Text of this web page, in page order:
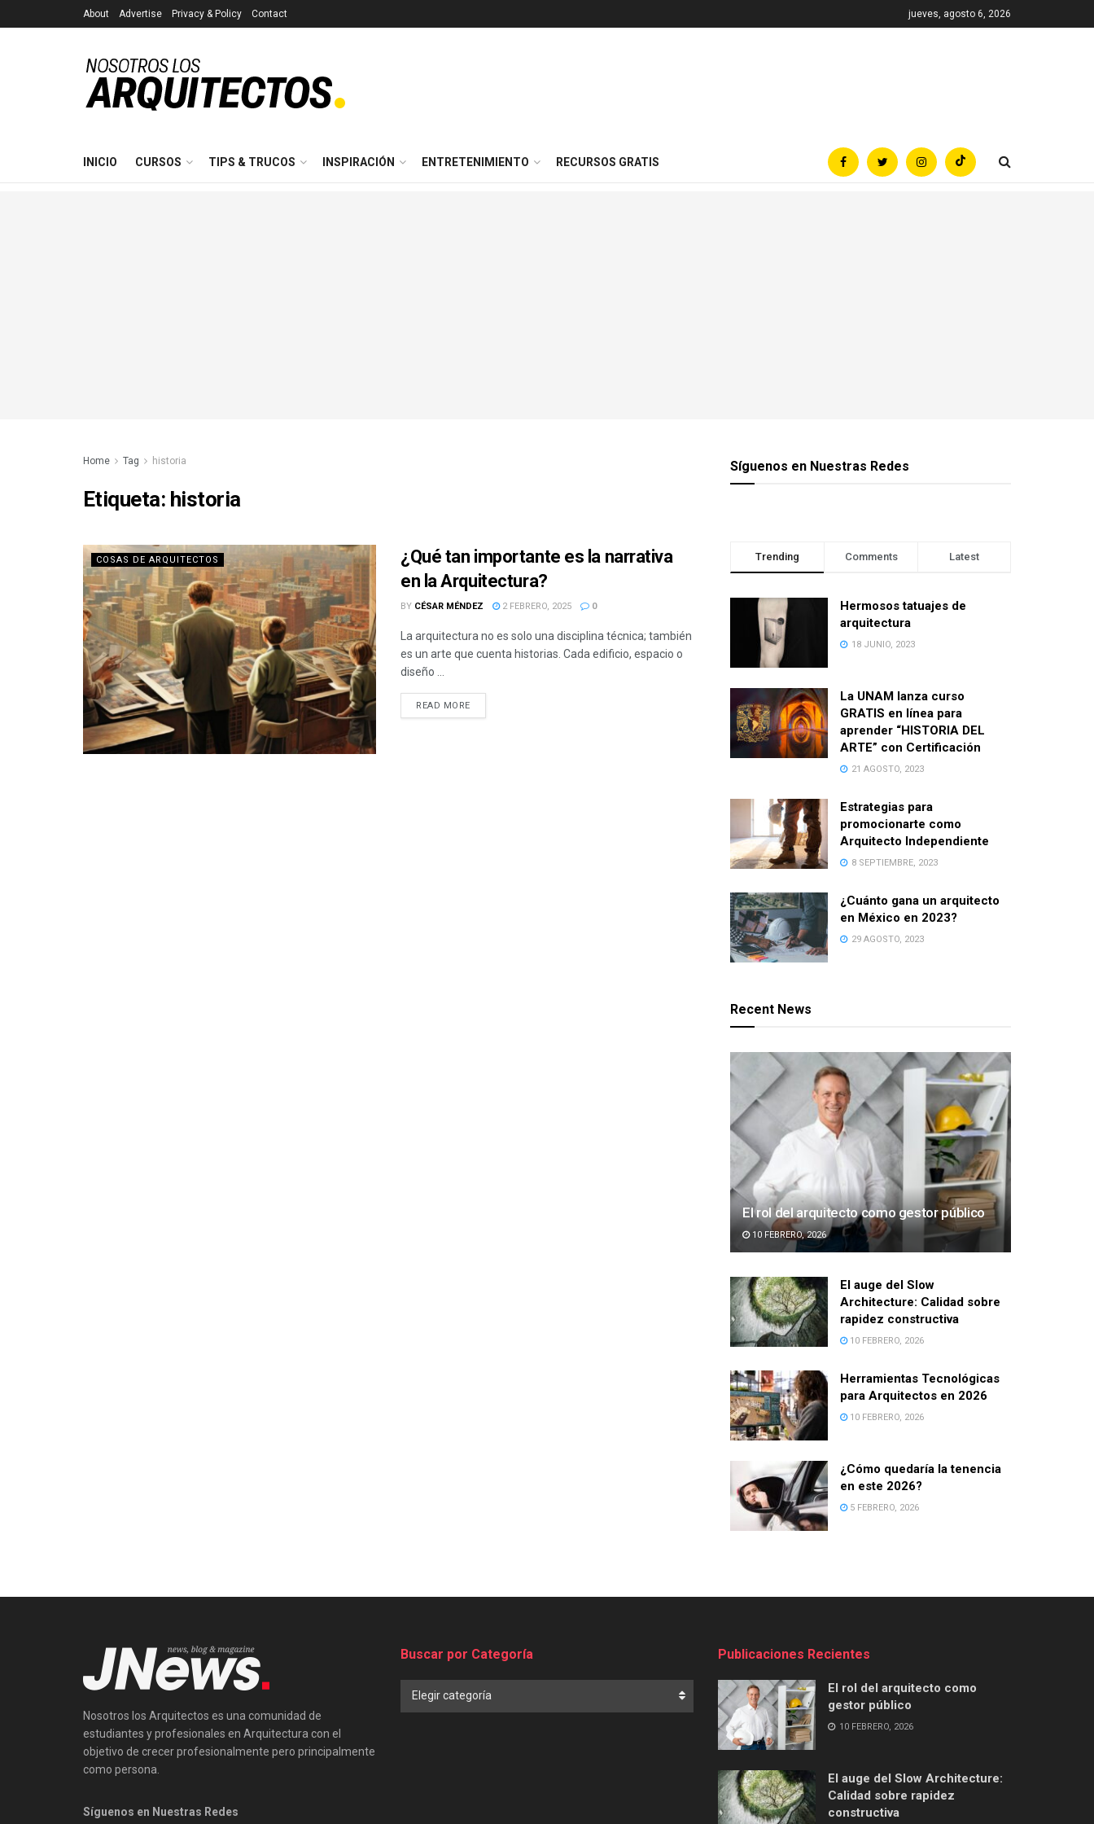
About Advertise Privacy & Policy Contact jueves, agosto 6, 2026
INICIO CURSOS TIPS & TRUCOS INSPIRACIÓN ENTRETENIMIENTO RECURSOS GRATIS
Home Tag historia
Etiqueta: historia
COSAS DE ARQUITECTOS
¿Qué tan importante es la narrativa
en la Arquitectura?
BY CÉSAR MÉNDEZ 2 FEBRERO, 2025 0
La arquitectura no es solo una disciplina técnica; también
es un arte que cuenta historias. Cada edificio, espacio o
diseño ...
READ MORE
Síguenos en Nuestras Redes
Trending Comments Latest
Hermosos tatuajes de
arquitectura
18 JUNIO, 2023
La UNAM lanza curso
GRATIS en línea para
aprender “HISTORIA DEL
ARTE” con Certificación
21 AGOSTO, 2023
Estrategias para
promocionarte como
Arquitecto Independiente
8 SEPTIEMBRE, 2023
¿Cuánto gana un arquitecto
en México en 2023?
29 AGOSTO, 2023
Recent News
El rol del arquitecto como gestor público
10 FEBRERO, 2026
El auge del Slow
Architecture: Calidad sobre
rapidez constructiva
10 FEBRERO, 2026
Herramientas Tecnológicas
para Arquitectos en 2026
10 FEBRERO, 2026
¿Cómo quedaría la tenencia
en este 2026?
5 FEBRERO, 2026
Nosotros los Arquitectos es una comunidad de
estudiantes y profesionales en Arquitectura con el
objetivo de crecer profesionalmente pero principalmente
como persona.
Síguenos en Nuestras Redes
Buscar por Categoría
Buscar
Elegir categoría
Publicaciones Recientes
El rol del arquitecto como
gestor público
10 FEBRERO, 2026
El auge del Slow Architecture:
Calidad sobre rapidez
constructiva